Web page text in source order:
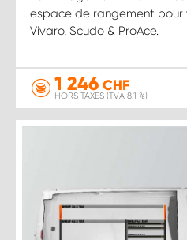
espace de rangement pour
Vivaro, Scudo & ProAce.
1 246 CHF
HORS TAXES (TVA 8.1 %)